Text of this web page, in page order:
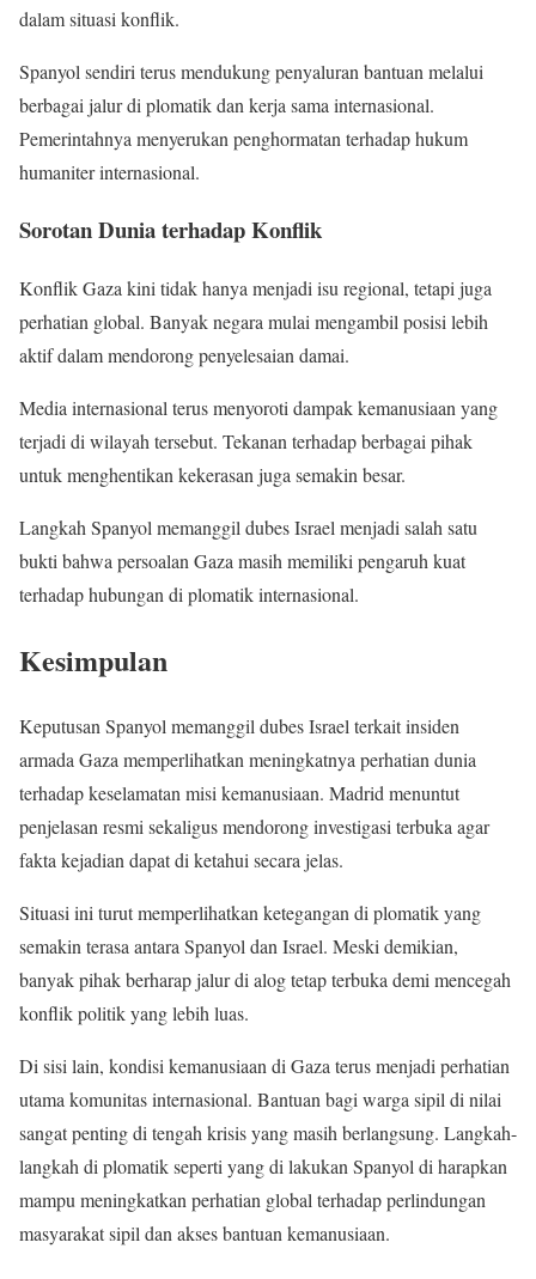
dalam situasi konflik.
Spanyol sendiri terus mendukung penyaluran bantuan melalui
berbagai jalur di plomatik dan kerja sama internasional.
Pemerintahnya menyerukan penghormatan terhadap hukum
humaniter internasional.
Sorotan Dunia terhadap Konflik
Konflik Gaza kini tidak hanya menjadi isu regional, tetapi juga
perhatian global. Banyak negara mulai mengambil posisi lebih
aktif dalam mendorong penyelesaian damai.
Media internasional terus menyoroti dampak kemanusiaan yang
terjadi di wilayah tersebut. Tekanan terhadap berbagai pihak
untuk menghentikan kekerasan juga semakin besar.
Langkah Spanyol memanggil dubes Israel menjadi salah satu
bukti bahwa persoalan Gaza masih memiliki pengaruh kuat
terhadap hubungan di plomatik internasional.
Kesimpulan
Keputusan Spanyol memanggil dubes Israel terkait insiden
armada Gaza memperlihatkan meningkatnya perhatian dunia
terhadap keselamatan misi kemanusiaan. Madrid menuntut
penjelasan resmi sekaligus mendorong investigasi terbuka agar
fakta kejadian dapat di ketahui secara jelas.
Situasi ini turut memperlihatkan ketegangan di plomatik yang
semakin terasa antara Spanyol dan Israel. Meski demikian,
banyak pihak berharap jalur di alog tetap terbuka demi mencegah
konflik politik yang lebih luas.
Di sisi lain, kondisi kemanusiaan di Gaza terus menjadi perhatian
utama komunitas internasional. Bantuan bagi warga sipil di nilai
sangat penting di tengah krisis yang masih berlangsung. Langkah-
langkah di plomatik seperti yang di lakukan Spanyol di harapkan
mampu meningkatkan perhatian global terhadap perlindungan
masyarakat sipil dan akses bantuan kemanusiaan.